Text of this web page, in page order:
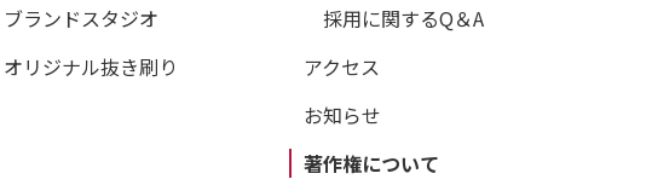
ブランドスタジオ
オリジナル抜き刷り
採用に関するQ＆A
アクセス
お知らせ
著作権について